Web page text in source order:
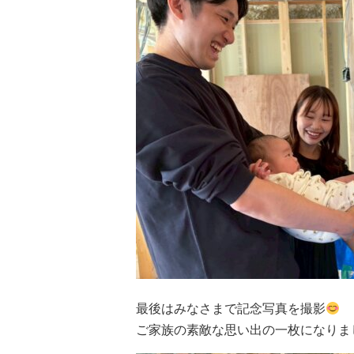
最後はみなさまで記念写真を撮影
ご家族の素敵な思い出の一枚になり